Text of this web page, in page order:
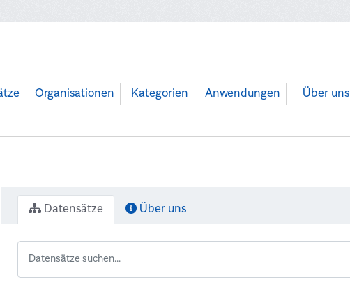
Organisationen Kategorien Anwendungen Über uns
Datensätze Über uns